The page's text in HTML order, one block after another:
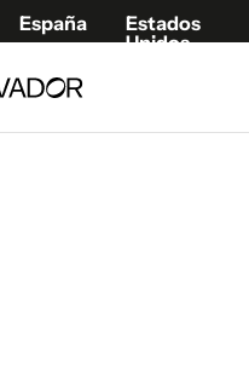
España
Estados
Unidos